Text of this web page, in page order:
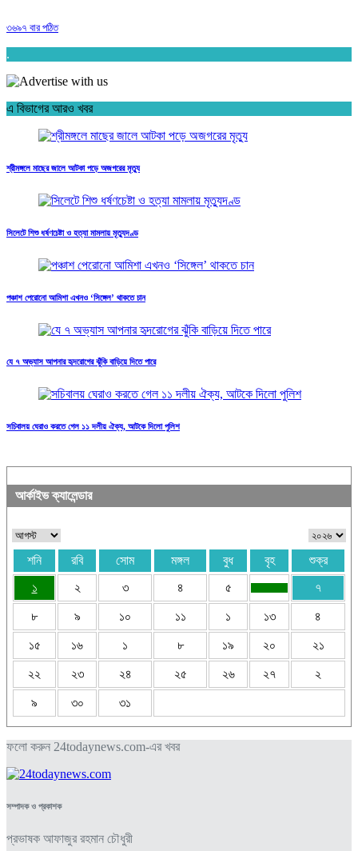
৩৬৯৭ বার পঠিত
.
এ বিভাগের আরও খবর
শ্রীমঙ্গলে মাছের জালে আটকা পড়ে অজগরের মৃত্যু
সিলেটে শিশু ধর্ষণচেষ্টা ও হত্যা মামলায় মৃত্যুদণ্ড
পঞ্চাশ পেরোনো আমিশা এখনও ‘সিঙ্গেল’ থাকতে চান
যে ৭ অভ্যাস আপনার হৃদরোগের ঝুঁকি বাড়িয়ে দিতে পারে
সচিবালয় ঘেরাও করতে গেল ১১ দলীয় ঐক্য, আটকে দিলো পুলিশ
আর্কাইভ ক্যালেন্ডার
শনি রবি সোম মঙ্গল বুধ বৃহ
শুক্র
১
২ ৩ ৪ ৫ ৭
৮ ৯ ১০ ১১ ১ ১৩ ৪
১৫ ১৬ ১ ৮ ১৯ ২০ ২১
২২ ২৩ ২৪ ২৫ ২৬ ২৭ ২
৯ ৩০ ৩১
ফলো করুন 24todaynews.com-এর খবর
সম্পাদক ও প্রকাশক
প্রভাষক আফাজুর রহমান চৌধুরী